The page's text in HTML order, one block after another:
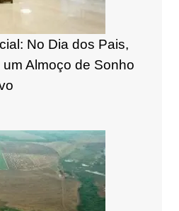
No Dia dos Pais,
Almoço de Sonho